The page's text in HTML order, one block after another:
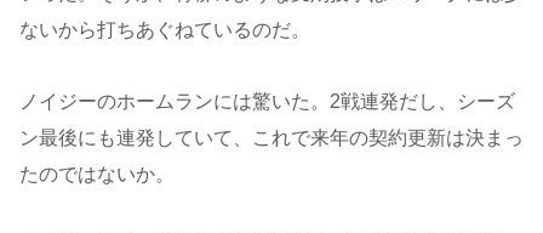
ないから打ちあぐねているのだ。
ノイジーのホームランには驚いた。2戦連発だし、シーズ
ン最後にも連発していて、これで来年の契約更新は決まっ
たのではないか。